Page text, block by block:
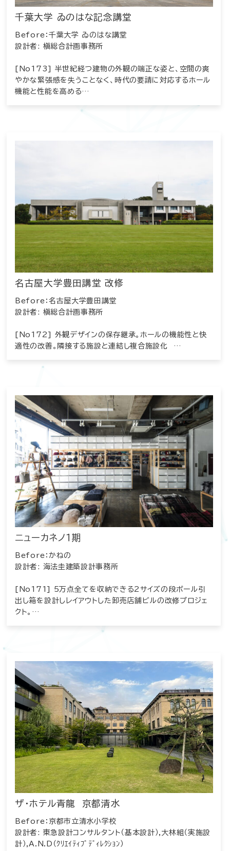
千葉大学 ゐのはな記念講堂
Before：千葉大学 ゐのはな講堂
設計者: 槇総合計画事務所
[No173] 半世紀経つ建物の外観の端正な姿と、空間の爽
やかな緊張感を失うことなく、時代の要請に対応するホール
機能と性能を高める…
名古屋大学豊田講堂 改修
Before：名古屋大学豊田講堂
設計者: 槇総合計画事務所
[No172] 外観デザインの保存継承。ホールの機能性と快
適性の改善。隣接する施設と連結し複合施設化 …
ニューカネノ１期
Before：かねの
設計者: 海法圭建築設計事務所
[No171] 5万点全てを収納できる2サイズの段ボール引
出し箱を設計しレイアウトした卸売店舗ビルの改修プロジェ
クト。…
ザ・ホテル青龍 京都清水
Before：京都市立清水小学校
設計者: 東急設計コンサルタント（基本設計）,大林組（実施設
計）,A.N.D（ｸﾘｴｲﾃｨﾌﾞﾃﾞｨﾚｸｼｮﾝ）